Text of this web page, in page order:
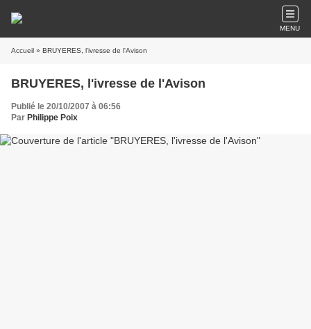
MENU
Accueil » BRUYERES, l'ivresse de l'Avison
BRUYERES, l'ivresse de l'Avison
Publié le 20/10/2007 à 06:56
Par Philippe Poix